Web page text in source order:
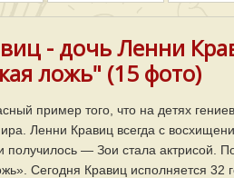
- дочь Ленни
ложь" (15 фото)
пример того, что на детях
Ленни Кравиц всегда с
получилось — Зои стала
Сегодня Кравиц исполняется 32